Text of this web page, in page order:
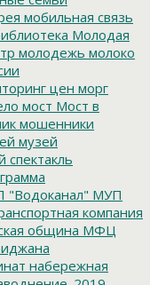
мобильная связь
Молодая
молодежь молоко
цен морг
мост Мост в
мошенники
музей
спектакль
"Водоканал" МУП
компания
община МФЦ
набережная